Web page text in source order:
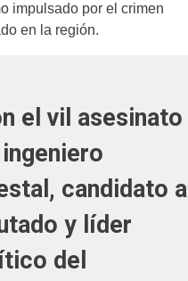
impulsado por el crimen
en la región.
el vil asesinato
candidato a
y líder
del